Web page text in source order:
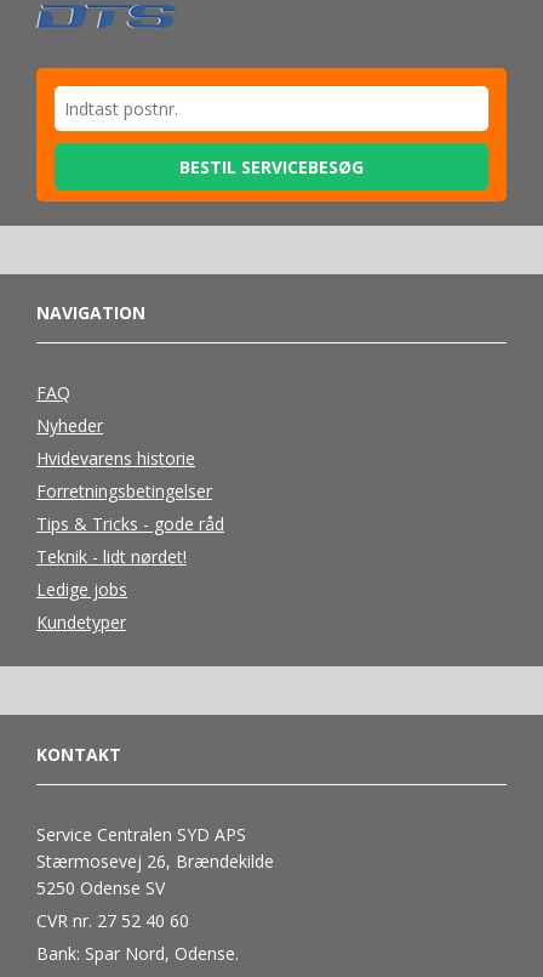
BESTIL SERVICEBESØG
NAVIGATION
FAQ
Nyheder
Hvidevarens historie
Forretningsbetingelser
Tips & Tricks - gode råd
Teknik - lidt nørdet!
Ledige jobs
Kundetyper
KONTAKT
Service Centralen SYD APS
Stærmosevej 26, Brændekilde
5250 Odense SV
CVR nr. 27 52 40 60
Bank: Spar Nord, Odense.